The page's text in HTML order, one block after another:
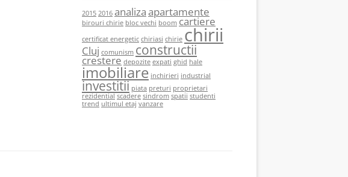
2015 2016 analizaapartamente
birouri chirie bloc vechi boom cartiere
certificat energetic chiriasi chirie chirii
Cluj comunism constructii
crestere depozite expati ghid hale
imobiliare inchirieri industrial
investitii piata preturi proprietari
rezidential scadere sindrom spatii studenti
trend ultimul etaj vanzare